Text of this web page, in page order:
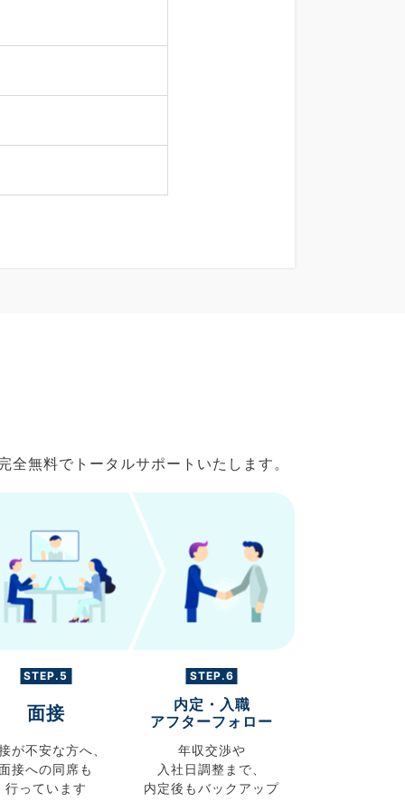
無料でトータルサポートいたします。
STEP.5
面接
が不安な方へ、
接への同席も
行っています
STEP.6
内定・入職
アフターフォロー
年収交渉や
入社日調整まで、
内定後もバックアップ